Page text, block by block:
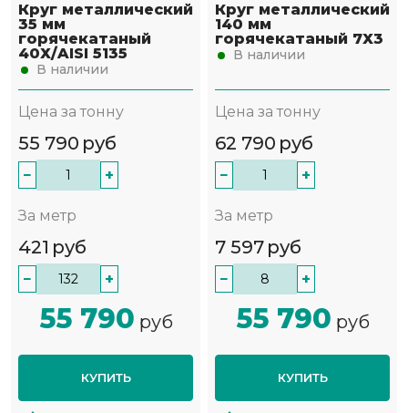
Круг металлический
35 мм
горячекатаный
40Х/AISI 5135
В наличии
Цена за тонну
55 790 руб
− +
За метр
421 руб
− +
55 790 руб
КУПИТЬ
Круг металлический
140 мм
горячекатаный 7Х3
В наличии
Цена за тонну
62 790 руб
− +
За метр
7 597 руб
− +
55 790 руб
КУПИТЬ